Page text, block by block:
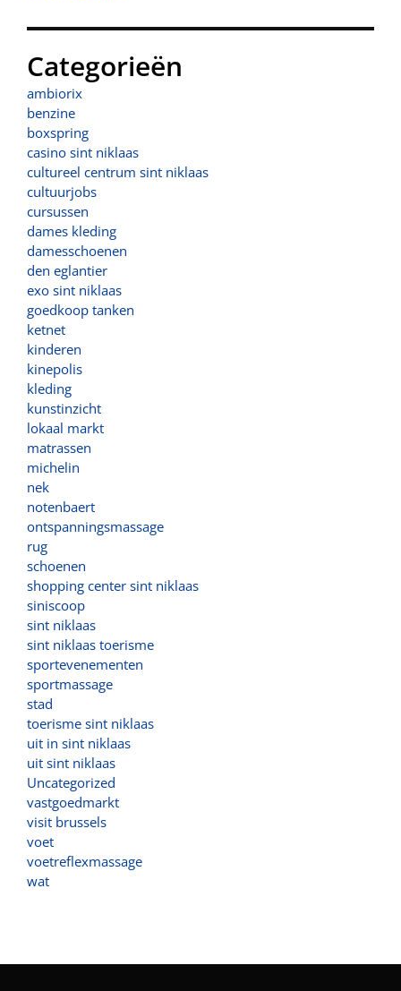
Categorieën
ambiorix
benzine
boxspring
casino sint niklaas
cultureel centrum sint niklaas
cultuurjobs
cursussen
dames kleding
damesschoenen
den eglantier
exo sint niklaas
goedkoop tanken
ketnet
kinderen
kinepolis
kleding
kunstinzicht
lokaal markt
matrassen
michelin
nek
notenbaert
ontspanningsmassage
rug
schoenen
shopping center sint niklaas
siniscoop
sint niklaas
sint niklaas toerisme
sportevenementen
sportmassage
stad
toerisme sint niklaas
uit in sint niklaas
uit sint niklaas
Uncategorized
vastgoedmarkt
visit brussels
voet
voetreflexmassage
wat